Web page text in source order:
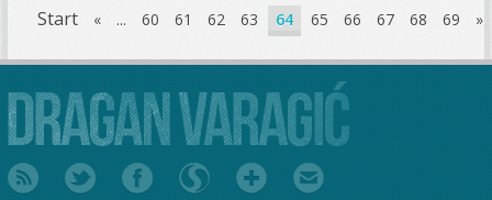
Start « ... 60 61 62 63 64 65 66 67 68 69 »